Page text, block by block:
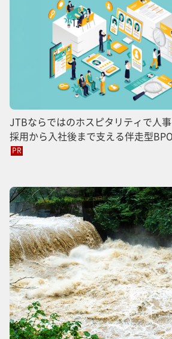
JTBならではのホスピタリティで人
採用から入社後まで支える伴走型BPO
PR